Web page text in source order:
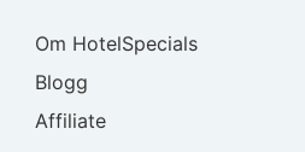
Om HotelSpecials
Blogg
Affiliate